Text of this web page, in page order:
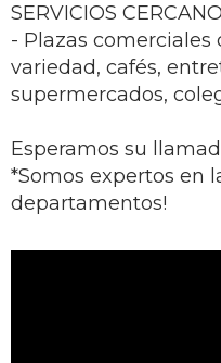
SERVICIOS
- Plazas
variedad, cafés,
supermercados,
Esperamos su
*Somos expertos en
departamentos!